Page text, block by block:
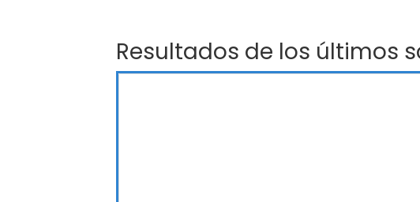
Resultados de los últimos